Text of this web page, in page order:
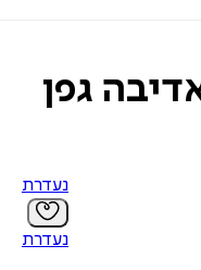
גפן
נעדרת
נעדרת